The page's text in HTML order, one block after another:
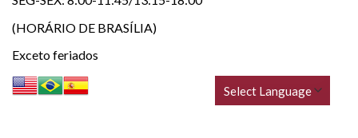
(HORÁRIO DE BRASÍLIA)
Exceto feriados